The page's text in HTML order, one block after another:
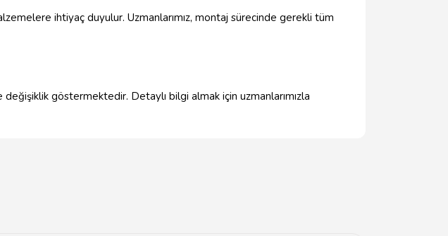
ihtiyaç duyulur. Uzmanlarımız, montaj sürecinde gerekli tüm
göstermektedir. Detaylı bilgi almak için uzmanlarımızla